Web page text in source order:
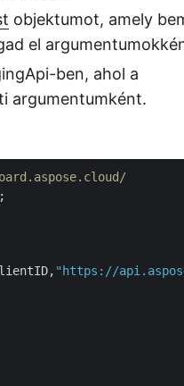
objektumot, amely
el
ben, ahol a
argumentumként.
"https://